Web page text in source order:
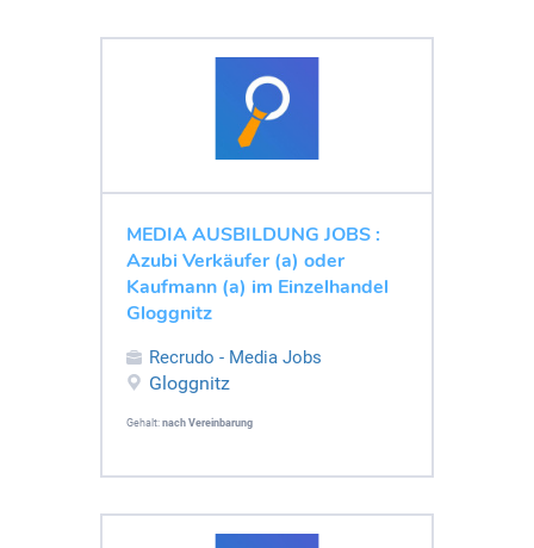
MEDIA AUSBILDUNG JOBS :
Azubi Verkäufer (a) oder
Kaufmann (a) im Einzelhandel
Gloggnitz
Recrudo - Media Jobs
Gloggnitz
Gehalt: nach Vereinbarung